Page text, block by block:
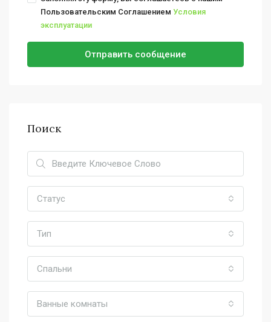
Пользовательским Соглашением Условия
эксплуатации
Отправить сообщение
Поиск
Статус
Тип
Спальни
Ванные комнаты